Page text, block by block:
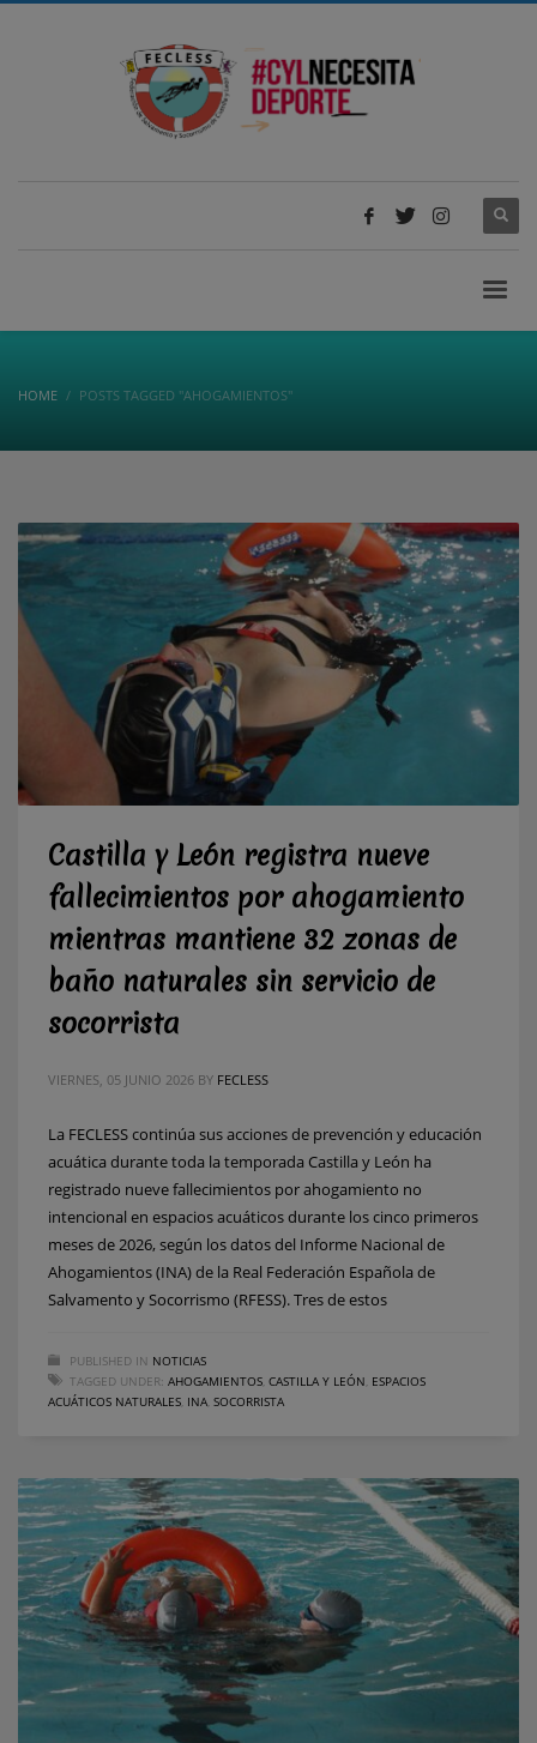
HOME POSTS TAGGED "AHOGAMIENTOS"
Castilla y León registra nueve
fallecimientos por ahogamiento
mientras mantiene 32 zonas de
baño naturales sin servicio de
socorrista
VIERNES, 05 JUNIO 2026 BY FECLESS
La FECLESS continúa sus acciones de prevención y educación
acuática durante toda la temporada Castilla y León ha
registrado nueve fallecimientos por ahogamiento no
intencional en espacios acuáticos durante los cinco primeros
meses de 2026, según los datos del Informe Nacional de
Ahogamientos (INA) de la Real Federación Española de
Salvamento y Socorrismo (RFESS). Tres de estos
PUBLISHED IN NOTICIAS
TAGGED UNDER: AHOGAMIENTOS CASTILLA Y LEÓN ESPACIOS
ACUÁTICOS NATURALES INA SOCORRISTA